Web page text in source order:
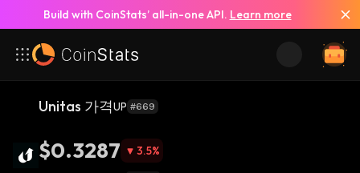
Build with CoinStats’ all-in-one API. Learn more
Unitas 가격UP #669
$0.3287 3.5%